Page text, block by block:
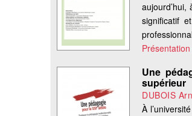
significatif
Une
supérieur
DUBOIS
À